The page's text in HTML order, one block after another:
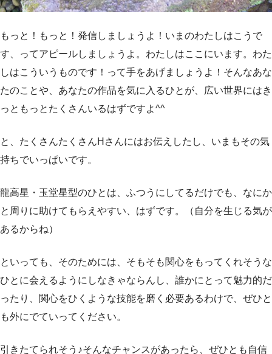
もっと！もっと！発信しましょうよ！いまのわたしはこうで
す、ってアピールしましょうよ。わたしはここにいます。わた
しはこういうものです！って手をあげましょうよ！そんなあな
たのことや、あなたの作品を気に入るひとが、広い世界にはき
っともっとたくさんいるはずですよ^^
と、たくさんたくさんHさんにはお伝えしたし、いまもその気
持ちでいっぱいです。
龍高星・玉堂星型のひとは、ふつうにしてるだけでも、なにか
と周りに助けてもらえやすい、はずです。（自分を生じる気が
あるからね）
といっても、そのためには、そもそも関心をもってくれそうな
ひとに会えるようにしなきゃならんし、誰かにとって魅力的だ
ったり、関心をひくような技能を磨く必要あるわけで、ぜひと
も外にでていってください。
引きたてられそう♪そんなチャンスがあったら、ぜひとも自信